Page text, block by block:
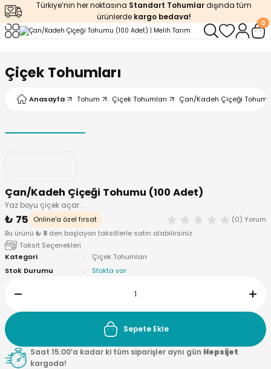
Türkiye’nin her noktasına Standart Tohumlardışında tüm
ürünlerde kargo bedava!
0
Çiçek Tohumları
Anasayfa Tohum Çiçek Tohumları Çan/Kadeh Çiçeği
Çan/Kadeh Çiçeği Tohumu (100 Adet)
Yaz boyu çiçek açar.
₺ 75 Online'a özel fırsat
(0) Yorum
Bu ürünü ₺ 8 den başlayan taksitlerle satın alabilirsiniz.
Taksit Seçenekleri
Kategori
Çiçek Tohumları
Stok Durumu
Stokta var
Sepete Ekle
Saat 15:00’a kadar ki tüm siparişler aynı gün Hepsijet
kargoda!
Geri Dön
Geri Dön
Geri Dön
Geri Dön
Ürünleri
Geri Dön